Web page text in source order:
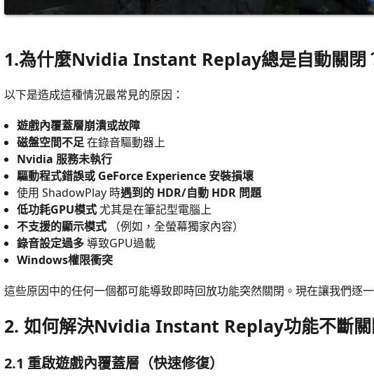
1.為什麼Nvidia Instant Replay總是自動關閉
以下是造成這種情況最常見的原因：
遊戲內覆蓋層崩潰或故障
磁盤空間不足在錄音驅動器上
Nvidia 服務未執行
驅動程式錯誤或 GeForce Experience 安裝損壞
使用 ShadowPlay 時遇到的 HDR/自動 HDR 問題
低功耗GPU模式尤其是在筆記型電腦上
不支援的顯示模式 （例如，全螢幕獨家內容）
錄音設定過多導致GPU過載
Windows權限衝突
這些原因中的任何一個都可能導致即時回放功能突然關閉。現在讓我們逐
2. 如何解決Nvidia Instant Replay功能不斷關
2.1 重啟遊戲內覆蓋層（快速修復）